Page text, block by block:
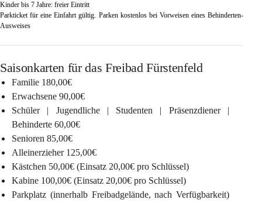
Kinder bis 7 Jahre: freier Eintritt
Parkticket für eine Einfahrt gültig. Parken kostenlos bei Vorweisen eines Behinderten-
Ausweises
Saisonkarten für das Freibad Fürstenfeld
Familie 180,00€
Erwachsene 90,00€
Schüler | Jugendliche | Studenten | Präsenzdiener |
Behinderte 60,00€
Senioren 85,00€
Alleinerzieher 125,00€
Kästchen 50,00€ (Einsatz 20,00€ pro Schlüssel)
Kabine 100,00€ (Einsatz 20,00€ pro Schlüssel)
Parkplatz (innerhalb Freibadgelände, nach Verfügbarkeit)